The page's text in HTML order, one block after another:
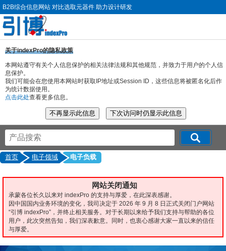
B2B综合信息网站 对比选取元器件 助力设计研发
关于indexPro的隐私政策
本网站遵守有关个人信息保护的相关法律法规和其他规范，并致力于用户的个人信
息保护。
我们可能会在您使用本网站时获取IP地址或Session ID，这些信息将被匿名化后作
为统计数据使用。
点击此处查看更多信息。
首页 电子领域 电子负载
网站关闭通知
承蒙各位长久以来对 indexPro 的支持与厚爱，在此深表感谢。
因中国国内业务环境的变化，我司决定于 2026 年 9 月 8 日正式关闭门户网站
“引博 indexPro”，并终止相关服务。对于长期以来给予我们支持与帮助的各位
用户，此次突然告知，我们深表歉意。同时，也衷心感谢大家一直以来的信任
与厚爱。